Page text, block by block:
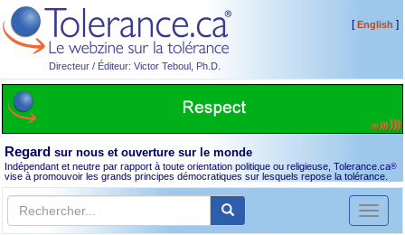
Directeur / Éditeur: Victor Teboul, Ph.D.
[English ]
Regard sur nous et ouverture sur le monde
Indépendant et neutre par rapport à toute orientation politique ou religieuse, Tolerance.ca®
vise à promouvoir les grands principes démocratiques sur lesquels repose la tolérance.
Toggle